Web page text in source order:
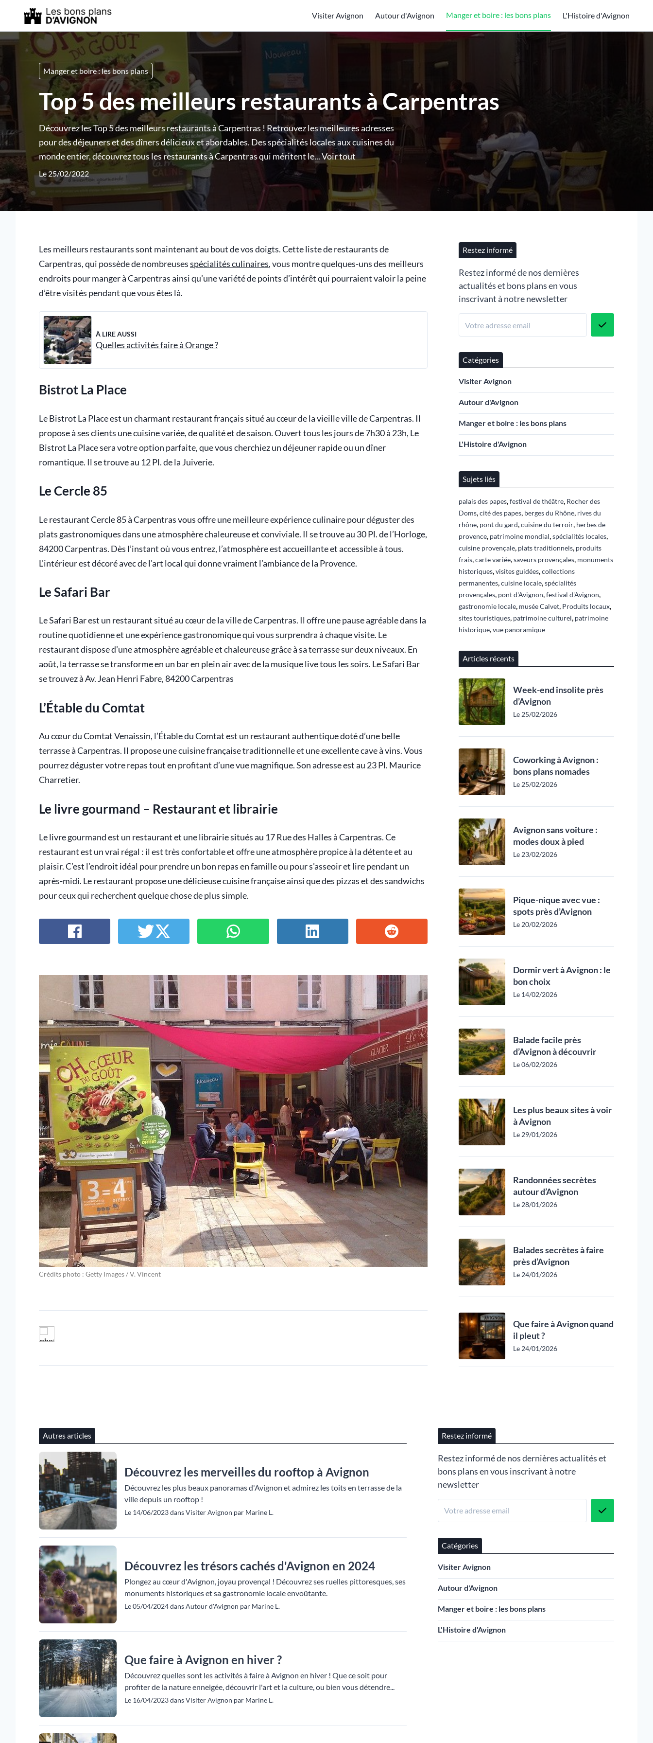
Visiter Avignon Autour d'Avignon Manger et boire : les bons plans L'Histoire d'Avignon
Manger et boire : les bons plans
Top 5 des meilleurs restaurants à Carpentras
Découvrez les Top 5 des meilleurs restaurants à Carpentras ! Retrouvez les meilleures adresses
pour des déjeuners et des dîners délicieux et abordables. Des spécialités locales aux cuisines du
monde entier, découvrez tous les restaurants à Carpentras qui méritent le...Voir tout
Le 25/02/2022
Les meilleurs restaurants sont maintenant au bout de vos doigts. Cette liste de restaurants de
Carpentras, qui possède de nombreusesspécialités culinaires, vous montre quelques-uns des meilleurs
endroits pour manger à Carpentras ainsi qu’une variété de points d’intérêt qui pourraient valoir la peine
d’être visités pendant que vous êtes là.
À LIRE AUSSI
Quelles activités faire à Orange ?
Bistrot La Place
Le Bistrot La Place est un charmant restaurant français situé au cœur de la vieille ville de Carpentras. Il
propose à ses clients une cuisine variée, de qualité et de saison. Ouvert tous les jours de 7h30 à 23h, Le
Bistrot La Place sera votre option parfaite, que vous cherchiez un déjeuner rapide ou un dîner
romantique. Il se trouve au 12 Pl. de la Juiverie.
Le Cercle 85
Le restaurant Cercle 85 à Carpentras vous offre une meilleure expérience culinaire pour déguster des
plats gastronomiques dans une atmosphère chaleureuse et conviviale. Il se trouve au 30 Pl. de l’Horloge,
84200 Carpentras. Dès l’instant où vous entrez, l’atmosphère est accueillante et accessible à tous.
L’intérieur est décoré avec de l’art local qui donne vraiment l’ambiance de la Provence.
Le Safari Bar
Le Safari Bar est un restaurant situé au cœur de la ville de Carpentras. Il offre une pause agréable dans la
routine quotidienne et une expérience gastronomique qui vous surprendra à chaque visite. Le
restaurant dispose d’une atmosphère agréable et chaleureuse grâce à sa terrasse sur deux niveaux. En
août, la terrasse se transforme en un bar en plein air avec de la musique live tous les soirs. Le Safari Bar
se trouvez à Av. Jean Henri Fabre, 84200 Carpentras
L’Étable du Comtat
Au cœur du Comtat Venaissin, l’Étable du Comtat est un restaurant authentique doté d’une belle
terrasse à Carpentras. Il propose une cuisine française traditionnelle et une excellente cave à vins. Vous
pourrez déguster votre repas tout en profitant d’une vue magnifique. Son adresse est au 23 Pl. Maurice
Charretier.
Le livre gourmand – Restaurant et librairie
Le livre gourmand est un restaurant et une librairie situés au 17 Rue des Halles à Carpentras. Ce
restaurant est un vrai régal : il est très confortable et offre une atmosphère propice à la détente et au
plaisir. C’est l’endroit idéal pour prendre un bon repas en famille ou pour s’asseoir et lire pendant un
après-midi. Le restaurant propose une délicieuse cuisine française ainsi que des pizzas et des sandwichs
pour ceux qui recherchent quelque chose de plus simple.
Crédits photo : Getty Images / V. Vincent
Restez informé
Restez informé de nos dernières
actualités et bons plans en vous
inscrivant à notre newsletter
Catégories
Visiter Avignon
Autour d'Avignon
Manger et boire : les bons plans
L'Histoire d'Avignon
Sujets liés
palais des papes,festival de théâtre, Rocher des
Doms,cité des papes, berges du Rhône, rives du
rhône, pont du gard,cuisine du terroir, herbes de
provence, patrimoine mondial,spécialités locales,
cuisine provençale, plats traditionnels, produits
frais,carte variée,saveurs provençales, monuments
historiques,visites guidées,collections
permanentes,cuisine locale,spécialités
provençales, pont d'Avignon,festival d'Avignon,
gastronomie locale, musée Calvet, Produits locaux,
sites touristiques, patrimoine culturel, patrimoine
historique,vue panoramique
Articles récents
Week-end insolite près
d’Avignon
Le 25/02/2026
Coworking à Avignon :
bons plans nomades
Le 25/02/2026
Avignon sans voiture :
modes doux à pied
Le 23/02/2026
Pique-nique avec vue :
spots près d’Avignon
Le 20/02/2026
Dormir vert à Avignon : le
bon choix
Le 14/02/2026
Balade facile près
d’Avignon à découvrir
Le 06/02/2026
Les plus beaux sites à voir
à Avignon
Le 29/01/2026
Randonnées secrètes
autour d’Avignon
Le 28/01/2026
Balades secrètes à faire
près d’Avignon
Le 24/01/2026
Que faire à Avignon quand
il pleut ?
Le 24/01/2026
Autres articles
Découvrez les merveilles du rooftop à Avignon
Découvrez les plus beaux panoramas d'Avignon et admirez les toits en terrasse de la
ville depuis un rooftop !
Le 14/06/2023 dans Visiter Avignon par Marine L.
Découvrez les trésors cachés d'Avignon en 2024
Plongez au cœur d'Avignon, joyau provençal ! Découvrez ses ruelles pittoresques, ses
monuments historiques et sa gastronomie locale envoûtante.
Le 05/04/2024 dans Autour d'Avignon par Marine L.
Que faire à Avignon en hiver ?
Découvrez quelles sont les activités à faire à Avignon en hiver ! Que ce soit pour
profiter de la nature enneigée, découvrir l'art et la culture, ou bien vous détendre...
Le 16/04/2023 dans Visiter Avignon par Marine L.
Restez informé
Restez informé de nos dernières actualités et
bons plans en vous inscrivant à notre
newsletter
Catégories
Visiter Avignon
Autour d'Avignon
Manger et boire : les bons plans
L'Histoire d'Avignon